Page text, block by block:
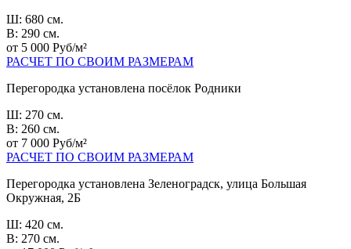
Ш: 680 см.
В: 290 см.
от 5 000 Руб/м²
РАСЧЕТ ПО СВОИМ РАЗМЕРАМ
Перегородка установлена посёлок Родники
Ш: 270 см.
В: 260 см.
от 7 000 Руб/м²
РАСЧЕТ ПО СВОИМ РАЗМЕРАМ
Перегородка установлена Зеленоградск, улица Большая
Окружная, 2Б
Ш: 420 см.
В: 270 см.